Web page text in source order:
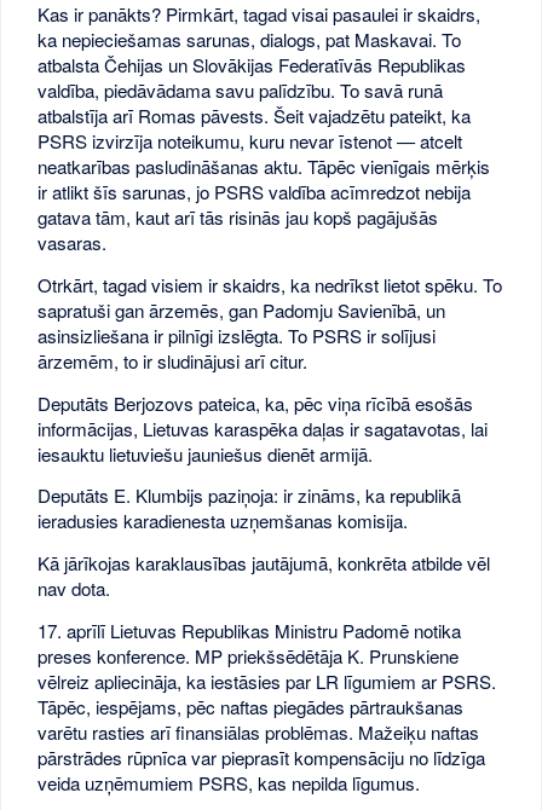
Kas ir panākts? Pirmkārt, tagad visai pasaulei ir skaidrs,
ka nepieciešamas sarunas, dialogs, pat Maskavai. To
atbalsta Čehijas un Slovākijas Federatīvās Republikas
valdība, piedāvādama savu palīdzību. To savā runā
atbalstīja arī Romas pāvests. Šeit vajadzētu pateikt, ka
PSRS izvirzīja noteikumu, kuru nevar īstenot — atcelt
neatkarības pasludināšanas aktu. Tāpēc vienīgais mērķis
ir atlikt šīs sarunas, jo PSRS valdība acīmredzot nebija
gatava tām, kaut arī tās risinās jau kopš pagājušās
vasaras.
Otrkārt, tagad visiem ir skaidrs, ka nedrīkst lietot spēku. To
sapratuši gan ārzemēs, gan Padomju Savienībā, un
asinsizliešana ir pilnīgi izslēgta. To PSRS ir solījusi
ārzemēm, to ir sludinājusi arī citur.
Deputāts Berjozovs pateica, ka, pēc viņa rīcībā esošās
informācijas, Lietuvas karaspēka daļas ir sagatavotas, lai
iesauktu lietuviešu jauniešus dienēt armijā.
Deputāts E. Klumbijs paziņoja: ir zināms, ka republikā
ieradusies karadienesta uzņemšanas komisija.
Kā jārīkojas karaklausības jautājumā, konkrēta atbilde vēl
nav dota.
17. aprīlī Lietuvas Republikas Ministru Padomē notika
preses konference. MP priekšsēdētāja K. Prunskiene
vēlreiz apliecināja, ka iestāsies par LR līgumiem ar PSRS.
Tāpēc, iespējams, pēc naftas piegādes pārtraukšanas
varētu rasties arī finansiālas problēmas. Mažeiķu naftas
pārstrādes rūpnīca var pieprasīt kompensāciju no līdzīga
veida uzņēmumiem PSRS, kas nepilda līgumus.